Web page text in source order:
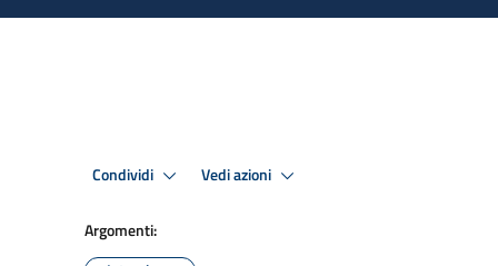
Condividi Vedi azioni
Argomenti: